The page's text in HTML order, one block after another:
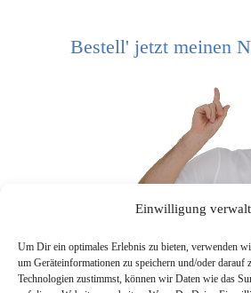
Einwilligung
Um Dir ein optimales Erlebnis zu bieten, verwenden
um Geräteinformationen zu speichern und/oder darauf
Technologien zustimmst, können wir Daten wie das
Bestell' jetzt meinen
[mc4wp_form]